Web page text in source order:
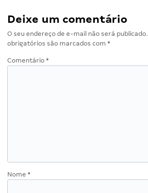
Deixe um comentário
O seu endereço de e-mail não será publicado.
obrigatórios são marcados com *
Comentário *
Nome *